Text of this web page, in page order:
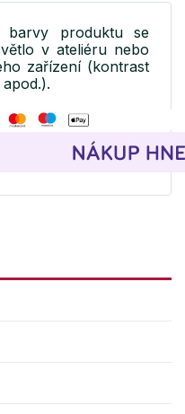
produktu se
v ateliéru nebo
zařízení (kontrast